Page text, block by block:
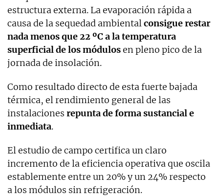
estructura externa. La evaporación rápida a
causa de la sequedad ambientalconsigue restar
nada menos que 22 ºC a la temperatura
superficial de los módulosen pleno pico de la
jornada de insolación.
Como resultado directo de esta fuerte bajada
térmica, el rendimiento general de las
instalaciones repunta de forma sustancial e
inmediata.
El estudio de campo certifica un claro
incremento de la eficiencia operativa que oscila
establemente entre un 20% y un 24% respecto
a los módulos sin refrigeración.